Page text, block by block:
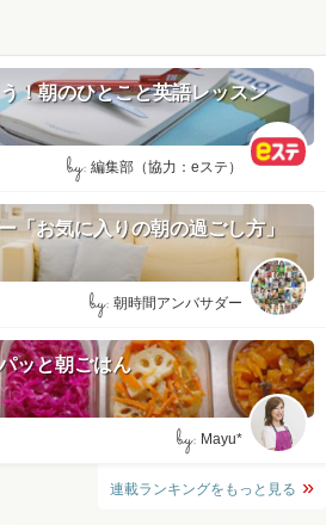
！朝のひとこと英語レッスン
by: 編集部（協力：eステ）
「お気に入りの朝の過ごし方」
by: 朝時間アンバサダー
ッと朝ごはん
by: Mayu*
連載ランキングをもっと見る